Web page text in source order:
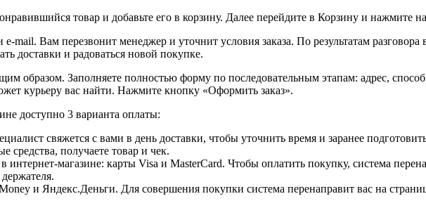
товар и добавьте его в корзину. Далее перейдите в Корзину и нажмите
Вам перезвонит менеджер и уточнит условия заказа. По результатам
доставки и радоваться новой покупке.
образом. Заполняете полностью форму по последовательным этапам: адрес,
курьеру вас найти. Нажмите кнопку «Оформить заказ».
доступно 3 варианта оплаты:
свяжется с вами в день доставки, чтобы уточнить время и заранее
средства, получаете товар и чек.
магазине: карты Visa и MasterCard. Чтобы оплатить покупку, система
и Яндекс.Деньги. Для совершения покупки система перенаправит вас на